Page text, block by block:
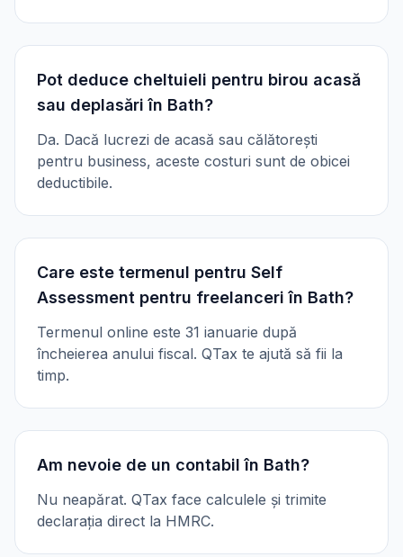
Pot deduce cheltuieli pentru birou acasă
sau deplasări în Bath?
Da. Dacă lucrezi de acasă sau călătorești
pentru business, aceste costuri sunt de obicei
deductibile.
Care este termenul pentru Self
Assessment pentru freelanceri în Bath?
Termenul online este 31 ianuarie după
încheierea anului fiscal. QTax te ajută să fii la
timp.
Am nevoie de un contabil în Bath?
Nu neapărat. QTax face calculele și trimite
declarația direct la HMRC.